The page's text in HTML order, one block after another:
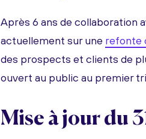
Après 6 ans de collaboration
actuellement sur une refonte
des prospects et clients de
ouvert au public au premier
Mise à jour du